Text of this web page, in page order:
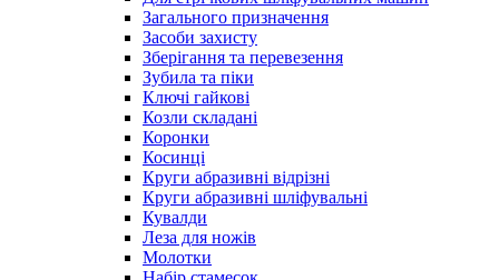
Загального призначення
Засоби захисту
Зберігання та перевезення
Зубила та піки
Ключі гайкові
Козли складані
Коронки
Косинці
Круги абразивні відрізні
Круги абразивні шліфувальні
Кувалди
Леза для ножів
Молотки